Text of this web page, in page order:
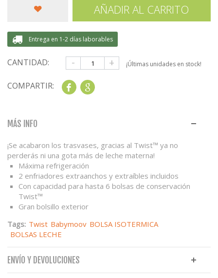
AÑADIR AL CARRITO
Entrega en 1-2 días laborables
CANTIDAD: - + ¡Últimas unidades en stock!
COMPARTIR: Share
MÁS INFO
¡Se acabaron los trasvases, gracias al Twist™ ya no
perderás ni una gota más de leche materna!
Máxima refrigeración
2 enfriadores extraanchos y extraíbles incluidos
Con capacidad para hasta 6 bolsas de conservación
Twist™
Gran bolsillo exterior
Tags: Twist Babymoov BOLSA ISOTERMICA
BOLSAS LECHE
ENVÍO Y DEVOLUCIONES